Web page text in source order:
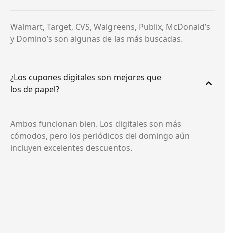
Walmart, Target, CVS, Walgreens, Publix, McDonald’s
y Domino’s son algunas de las más buscadas.
¿Los cupones digitales son mejores que
los de papel?
Ambos funcionan bien. Los digitales son más
cómodos, pero los periódicos del domingo aún
incluyen excelentes descuentos.